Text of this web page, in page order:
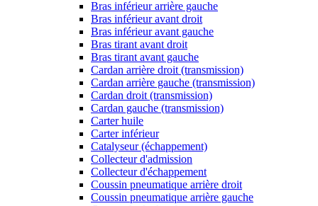
Bras inférieur arrière gauche
Bras inférieur avant droit
Bras inférieur avant gauche
Bras tirant avant droit
Bras tirant avant gauche
Cardan arrière droit (transmission)
Cardan arrière gauche (transmission)
Cardan droit (transmission)
Cardan gauche (transmission)
Carter huile
Carter inférieur
Catalyseur (échappement)
Collecteur d'admission
Collecteur d'échappement
Coussin pneumatique arrière droit
Coussin pneumatique arrière gauche